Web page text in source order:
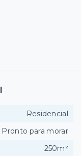
Residencial
Pronto para morar
250m²